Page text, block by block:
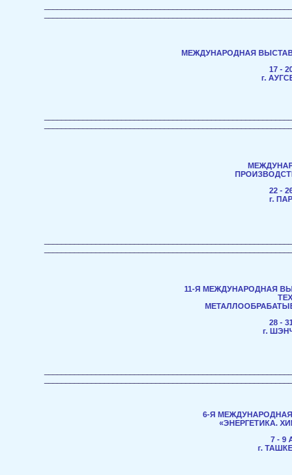
МЕЖДУНАРОДНАЯ
17 -
г.
22 -
г.
11-Я МЕЖДУНАРОДНАЯ
28 -
г.
6-Я
«ЭНЕРГЕТИКА.
7 - 9
г.